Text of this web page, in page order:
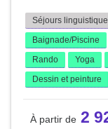
Séjours
Baignade/Piscine
Rando
Yoga
Dessin et peinture
2